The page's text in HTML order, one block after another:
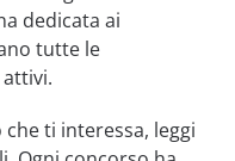
dedicata ai
tutte le
ti interessa, leggi